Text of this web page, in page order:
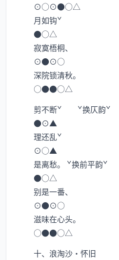
⊙○⊙●○△
月如钩ˇ
●○△
寂寞梧桐、
⊙●⊙○
深院锁清秋。
○●●○△
剪不断ˇ ˇ换仄韵ˇ
●⊙▲
理还乱ˇ
⊙○▲
是离愁。 ˇ换前平韵ˇ
●○△
别是一番、
⊙●⊙○
滋味在心头。
○●●○△
十、浪淘沙·怀旧